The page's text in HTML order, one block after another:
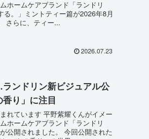
ホームケアブランド「ランドリ
。」ミントティー篇が2026年8月
さらに、ティー...
2026.07.23
ンドリン新ビジュアル公
り」に注目
れています 平野紫耀くんがイメー
ホームケアブランド「ランドリ
公開されました。 今回公開された